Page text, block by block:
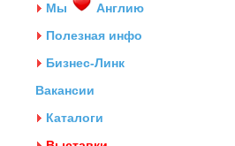
Мы
Англию
Полезная инфо
Бизнес-Линк
Вакансии
Каталоги